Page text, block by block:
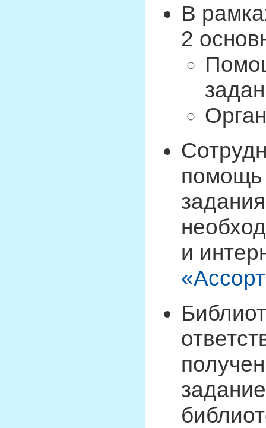
В
2
помощь
и